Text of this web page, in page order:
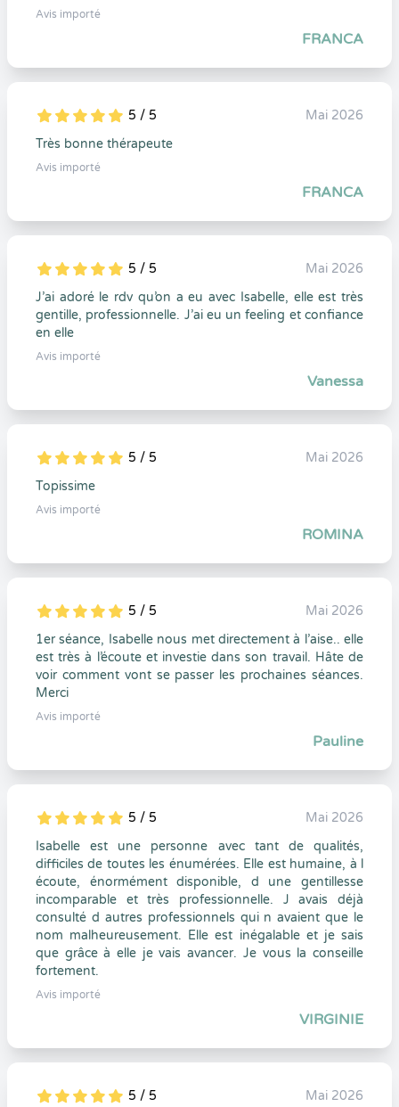
Avis importé
FRANCA
5
1
5
0 5 / 5
Mai 2026
Très bonne thérapeute
Avis importé
FRANCA
5
1
5
0 5 / 5
Mai 2026
J’ai adoré le rdv qu’on a eu avec Isabelle, elle est très
gentille, professionnelle. J’ai eu un feeling et confiance
en elle
Avis importé
Vanessa
5
1
5
0 5 / 5
Mai 2026
Topissime
Avis importé
ROMINA
5
1
5
0 5 / 5
Mai 2026
1er séance, Isabelle nous met directement à l’aise.. elle
est très à l’écoute et investie dans son travail. Hâte de
voir comment vont se passer les prochaines séances.
Merci
Avis importé
Pauline
5
1
5
0 5 / 5
Mai 2026
Isabelle est une personne avec tant de qualités,
difficiles de toutes les énumérées. Elle est humaine, à l
écoute, énormément disponible, d une gentillesse
incomparable et très professionnelle. J avais déjà
consulté d autres professionnels qui n avaient que le
nom malheureusement. Elle est inégalable et je sais
que grâce à elle je vais avancer. Je vous la conseille
fortement.
Avis importé
VIRGINIE
5
1
5
0 5 / 5
Mai 2026